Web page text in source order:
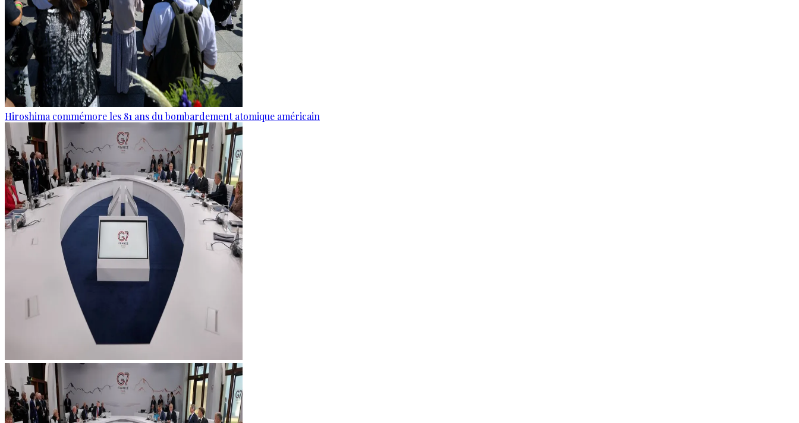
Hiroshima commémore les 81 ans du bombardement atomique américain